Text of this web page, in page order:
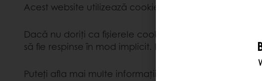
Acest website utilizează cookies așa cum sunt
Dacă nu doriți ca fișierele cookie să fie stocate pe
să fie respinse în mod implicit. De asemenea, puteți
Puteți afla mai multe informații despre cookie-uri și